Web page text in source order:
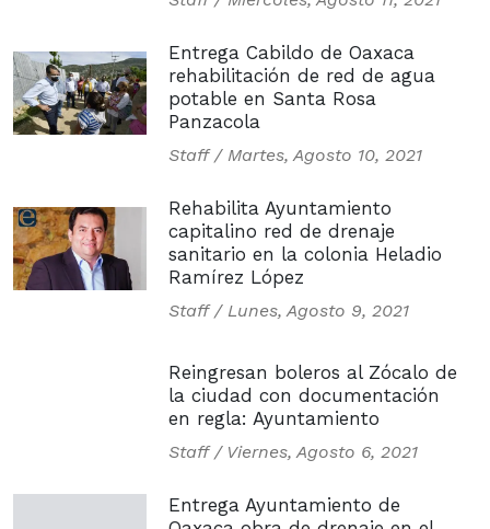
Entrega Cabildo de Oaxaca
rehabilitación de red de agua
potable en Santa Rosa
Panzacola
Staff / Martes, Agosto 10, 2021
Rehabilita Ayuntamiento
capitalino red de drenaje
sanitario en la colonia Heladio
Ramírez López
Staff / Lunes, Agosto 9, 2021
Reingresan boleros al Zócalo de
la ciudad con documentación
en regla: Ayuntamiento
Staff / Viernes, Agosto 6, 2021
Entrega Ayuntamiento de